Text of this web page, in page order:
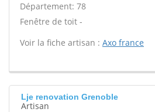
Département: 78
Fenêtre de toit -
Voir la fiche artisan : Axo france
Lje renovation Grenoble
Artisan